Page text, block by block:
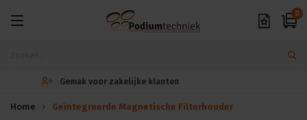
0
Exclusieve A-merken
Home Geïntegreerde Magnetische Filterhouder